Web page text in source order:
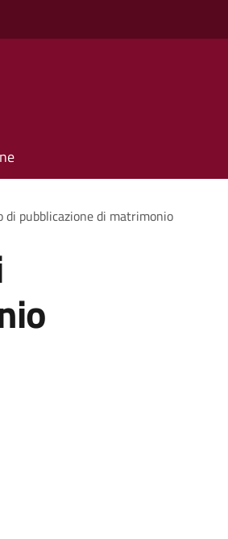
di pubblicazione di matrimonio